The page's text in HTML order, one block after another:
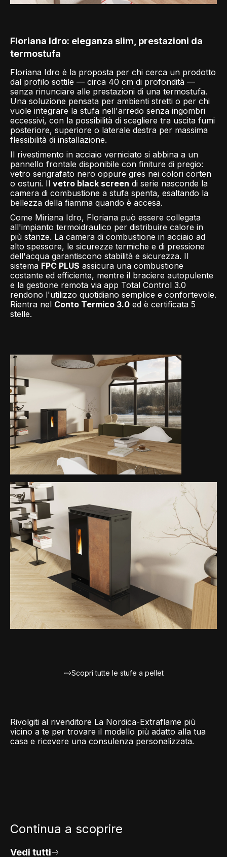
Floriana Idro: eleganza slim, prestazioni da
termostufa
Floriana Idro è la proposta per chi cerca un prodotto
dal profilo sottile — circa 40 cm di profondità —
senza rinunciare alle prestazioni di una termostufa.
Una soluzione pensata per ambienti stretti o per chi
vuole integrare la stufa nell'arredo senza ingombri
eccessivi, con la possibilità di scegliere tra uscita fumi
posteriore, superiore o laterale destra per massima
flessibilità di installazione.
Il rivestimento in acciaio verniciato si abbina a un
pannello frontale disponibile con finiture di pregio:
vetro serigrafato nero oppure gres nei colori corten
o ostuni. Il vetro black screen di serie nasconde la
camera di combustione a stufa spenta, esaltando la
bellezza della fiamma quando è accesa.
Come Miriana Idro, Floriana può essere collegata
all'impianto termoidraulico per distribuire calore in
più stanze. La camera di combustione in acciaio ad
alto spessore, le sicurezze termiche e di pressione
dell'acqua garantiscono stabilità e sicurezza. Il
sistema FPC PLUS assicura una combustione
costante ed efficiente, mentre il braciere autopulente
e la gestione remota via app Total Control 3.0
rendono l'utilizzo quotidiano semplice e confortevole.
Rientra nel Conto Termico 3.0 ed è certificata 5
stelle.
Scopri tutte le stufe a pellet
Rivolgiti al rivenditore La Nordica-Extraflame più
vicino a te per trovare il modello più adatto alla tua
casa e ricevere una consulenza personalizzata.
Continua a scoprire
Vedi tutti